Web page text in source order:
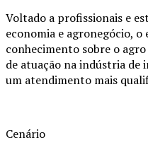
Voltado a profissionais e
economia e agronegócio,
conhecimento sobre o
de atuação na indústria
um atendimento mais
Cenário